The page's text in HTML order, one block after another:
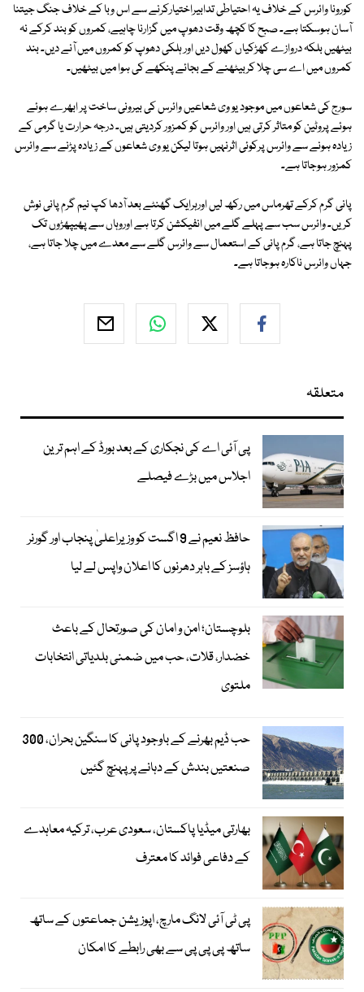
کورونا وائرس کے خلاف یہ احتیاطی تدابیراختیارکرنے سے اس وبا کے خلاف جنگ جیتنا
آسان ہوسکتا ہے۔ صبح کا کچھ وقت دھوپ میں گزارنا چاہیے، کمروں کو بند کرکے نہ
بیٹھیں بلکہ دروازے کھڑکیاں کھول دیں اور ہلکی دھوپ کو کمروں میں آنے دیں۔ بند
کمروں میں اے سی چلا کربیٹھنے کے بجائے پنکھے کی ہوا میں بیٹھیں۔
سورج کی شعاعوں میں موجود یو وی شعاعیں وائرس کی بیرونی ساخت پر ابھرے ہوئے
ہوئے پروٹین کو متاثر کرتی ہیں اور وائرس کو کمزور کردیتی ہیں۔ درجہ حرارت یا گرمی کے
زیادہ ہونے سے وائرس پرکوئی اثرنہیں ہوتا لیکن یو وی شعاعوں کے زیادہ پڑنے سے وائرس
کمزور ہوجاتا ہے۔
پانی گرم کرکے تھرماس میں رکھ لیں اورہرایک گھنٹے بعد آدھا کپ نیم گرم پانی نوش
کریں۔ وائرس سب سے پہلے گلے میں انفیکشن کرتا ہے اوروہاں سے پھیپھڑوں تک
پہنچ جاتا ہے، گرم پانی کے استعمال سے وائرس گلے سے معدے میں چلا جاتا ہے،
جہاں وائرس ناکارہ ہوجاتا ہے۔
متعلقہ
پی آئی اے کی نجکاری کے بعد بورڈ کے اہم ترین
اجلاس میں بڑے فیصلے
حافظ نعیم نے 9 اگست کو وزیراعلیٰ پنجاب اور گورنر
ہاؤسز کے باہر دھرنوں کا اعلان واپس لے لیا
بلوچستان؛ امن و امان کی صورتحال کے باعث
خضدار، قلات، حب میں ضمنی بلدیاتی انتخابات
ملتوی
حب ڈیم بھرنے کے باوجود پانی کا سنگین بحران، 300
صنعتیں بندش کے دہانے پر پہنچ گئیں
بھارتی میڈیا پاکستان، سعودی عرب، ترکیہ معاہدے
کے دفاعی فوائد کا معترف
پی ٹی آئی لانگ مارچ، اپوزیشن جماعتوں کے ساتھ
ساتھ پی پی پی سے بھی رابطے کا امکان